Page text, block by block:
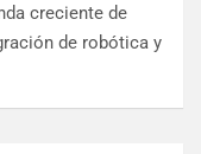
creciente de
de robótica y